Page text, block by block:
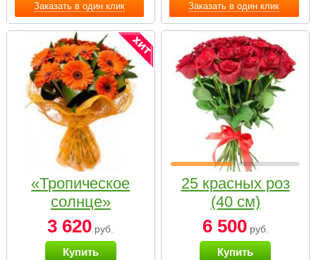
Заказать в один клик Заказать в один клик
«Тропическое
солнце»
3 620 руб.
Купить
25 красных роз
(40 см)
6 500руб.
Купить